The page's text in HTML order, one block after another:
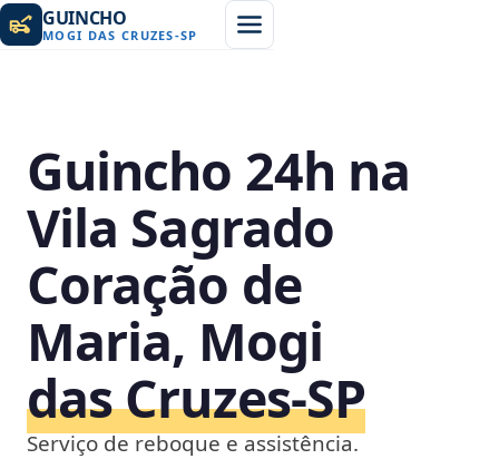
GUINCHO
MOGI DAS CRUZES-SP
Guincho 24h na
Vila Sagrado
Coração de
Maria, Mogi
das Cruzes‑SP
Serviço de reboque e assistência.